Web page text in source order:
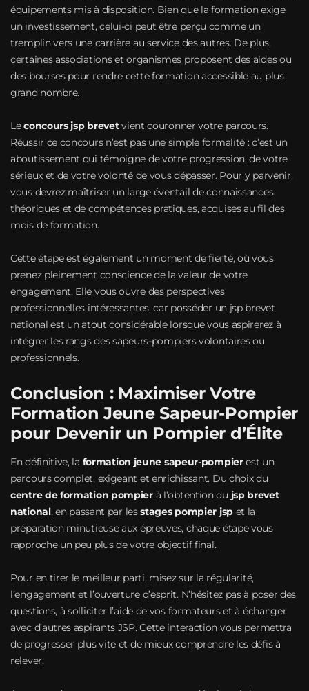
équipements mis à disposition. Bien que la formation exige
un investissement, celui-ci peut être perçu comme un
tremplin vers une carrière au service des autres. De plus,
certaines associations et organismes proposent des aides ou
des bourses pour rendre cette formation accessible au plus
grand nombre.
Leconcours jsp brevetvient couronner votre parcours.
Réussir ce concours n’est pas une simple formalité : c’est un
aboutissement qui témoigne de votre progression, de votre
sérieux et de votre volonté de vous dépasser. Pour y parvenir,
vous devrez maîtriser un large éventail de connaissances
théoriques et de compétences pratiques, acquises au fil des
mois de formation.
Cette étape est également un moment de fierté, où vous
prenez pleinement conscience de la valeur de votre
engagement. Elle vous ouvre des perspectives
professionnelles intéressantes, car posséder un jsp brevet
national est un atout considérable lorsque vous aspirerez à
intégrer les rangs des sapeurs-pompiers volontaires ou
professionnels.
Conclusion : Maximiser Votre
Formation Jeune Sapeur-Pompier
pour Devenir un Pompier d’Élite
En définitive, la formation jeune sapeur-pompierest un
parcours complet, exigeant et enrichissant. Du choix du
centre de formation pompierà l’obtention du jsp brevet
national, en passant par lesstages pompier jspet la
préparation minutieuse aux épreuves, chaque étape vous
rapproche un peu plus de votre objectif final.
Pour en tirer le meilleur parti, misez sur la régularité,
l’engagement et l’ouverture d’esprit. N’hésitez pas à poser des
questions, à solliciter l’aide de vos formateurs et à échanger
avec d’autres aspirants JSP. Cette interaction vous permettra
de progresser plus vite et de mieux comprendre les défis à
relever.